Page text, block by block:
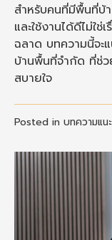
สำหรับคนที่มีพื้นที่บ้
และใช้งานได้ดีไม่ใ
ฉลาด บทความนี้จะ
บ้านพื้นที่จำกัด ที่ช่ว
สบายใจ
Posted in บทความแน